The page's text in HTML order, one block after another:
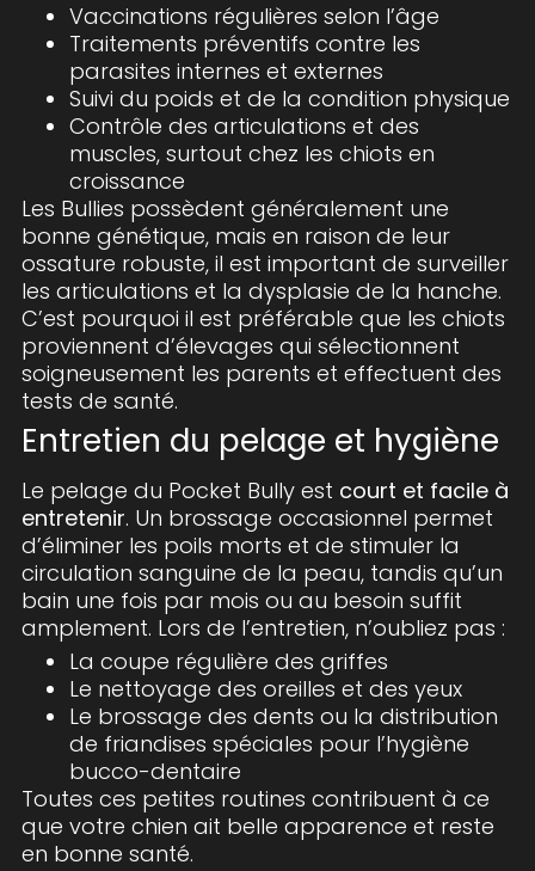
Vaccinations régulières selon l’âge
Traitements préventifs contre les
parasites internes et externes
Suivi du poids et de la condition physique
Contrôle des articulations et des
muscles, surtout chez les chiots en
croissance
Les Bullies possèdent généralement une
bonne génétique, mais en raison de leur
ossature robuste, il est important de surveiller
les articulations et la dysplasie de la hanche.
C’est pourquoi il est préférable que les chiots
proviennent d’élevages qui sélectionnent
soigneusement les parents et effectuent des
tests de santé.
Entretien du pelage et hygiène
Le pelage du Pocket Bully est court et facile à
entretenir. Un brossage occasionnel permet
d’éliminer les poils morts et de stimuler la
circulation sanguine de la peau, tandis qu’un
bain une fois par mois ou au besoin suffit
amplement. Lors de l’entretien, n’oubliez pas :
La coupe régulière des griffes
Le nettoyage des oreilles et des yeux
Le brossage des dents ou la distribution
de friandises spéciales pour l’hygiène
bucco-dentaire
Toutes ces petites routines contribuent à ce
que votre chien ait belle apparence et reste
en bonne santé.